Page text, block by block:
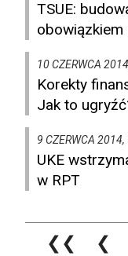
TSUE:
obowiązkiem
10 CZERWCA
Korekty
Jak to
9 CZERWCA
UKE
w RPT
❮❮ ❮